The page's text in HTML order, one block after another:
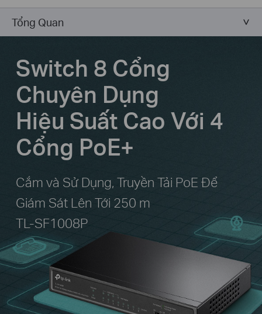
Tổng Quan
Switch 8 Cổng
Chuyên Dụng
Hiệu Suất Cao Với 4
Cổng PoE+
Cắm và Sử Dụng, Truyền Tải PoE Để
Giám Sát Lên Tới 250 m
TL-SF1008P